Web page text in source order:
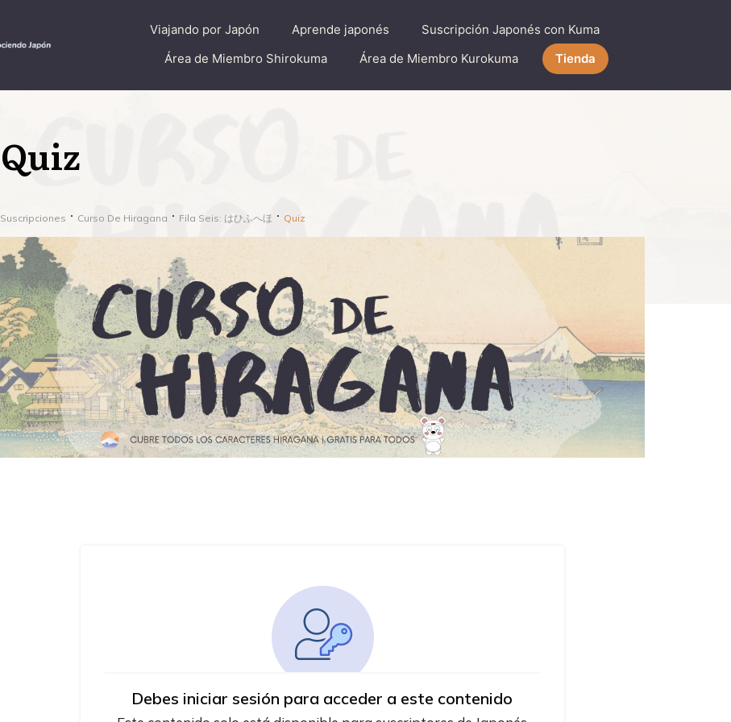
Viajando por Japón Aprende japonés
Suscripción Japonés con Kuma
Área de Miembro Shirokuma
Área de Miembro Kurokuma Tienda
Quiz
Suscripciones Curso De Hiragana Fila Seis: はひふへほ Quiz
Debes iniciar sesión para acceder a este contenido